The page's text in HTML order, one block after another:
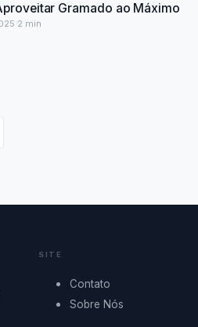
Gramado ao Máximo
2 min
SITE
Contato
Sobre Nós